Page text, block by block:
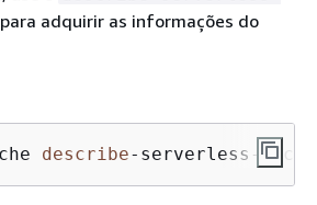
adquirir as informações do
describe- serverless -